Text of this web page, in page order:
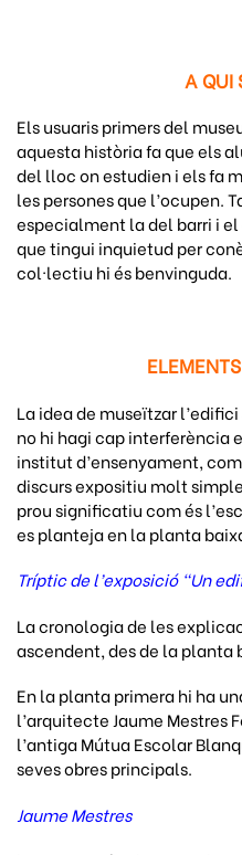
A QUI
Els usuaris primers del
aquesta història fa que els
del lloc on estudien i els fa
les persones que l’ocupen.
especialment la del barri i
que tingui inquietud per
col·lectiu hi és benvinguda.
La idea de museïtzar
no hi hagi cap interferència
institut d’ensenyament,
discurs expositiu molt
prou significatiu com és
es planteja en la planta
Tríptic de l’exposició “Un
La cronologia de les
ascendent, des de la planta
En la planta primera hi ha
l’arquitecte Jaume Mestres
l’antiga Mútua Escolar
seves obres principals.
Jaume Mestres